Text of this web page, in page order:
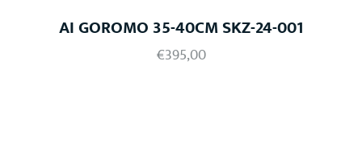
AI GOROMO 35-40CM SKZ-24-001
€395,00